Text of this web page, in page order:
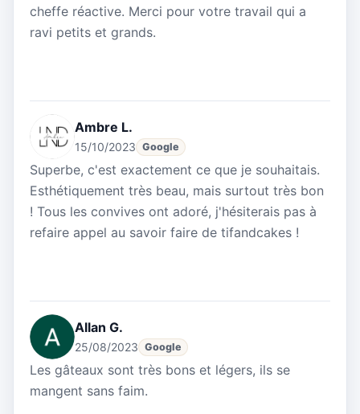
cheffe réactive. Merci pour votre travail qui a
ravi petits et grands.
Ambre L.
15/10/2023 Google
Superbe, c'est exactement ce que je souhaitais.
Esthétiquement très beau, mais surtout très bon
! Tous les convives ont adoré, j'hésiterais pas à
refaire appel au savoir faire de tifandcakes !
Allan G.
25/08/2023 Google
Les gâteaux sont très bons et légers, ils se
mangent sans faim.